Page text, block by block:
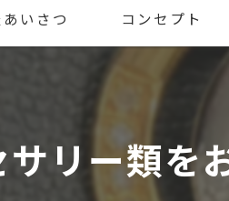
いさつ コンセプト
リー類を